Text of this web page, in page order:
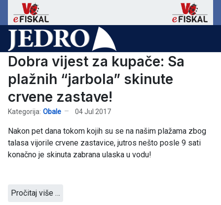
Dobra vijest za kupače: Sa
plažnih “jarbola” skinute
crvene zastave!
Kategorija: Obale 04 Jul 2017
Nakon pet dana tokom kojih su se na našim plažama zbog
talasa vijorile crvene zastavice, jutros nešto posle 9 sati
konačno je skinuta zabrana ulaska u vodu!
Pročitaj više …